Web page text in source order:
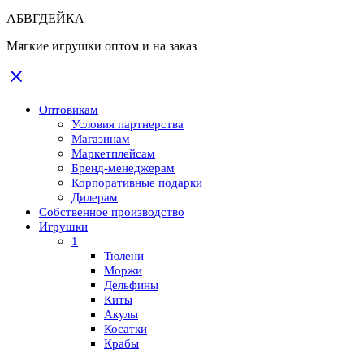
АБВГДЕЙКА
Мягкие игрушки оптом и на заказ
Оптовикам
Условия партнерства
Магазинам
Маркетплейсам
Бренд-менеджерам
Корпоративные подарки
Дилерам
Собственное производство
Игрушки
1
Тюлени
Моржи
Дельфины
Киты
Акулы
Косатки
Крабы